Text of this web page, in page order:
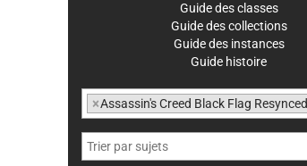
Guide des classes
Guide des collections
Guide des instances
Guide histoire
×Assassin's Creed Black Flag Resynced